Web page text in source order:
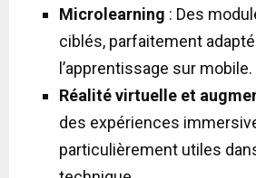
Microlearning : Des
ciblés, parfaitement
l’apprentissage sur mobile.
Réalité virtuelle et
des expériences
particulièrement utiles